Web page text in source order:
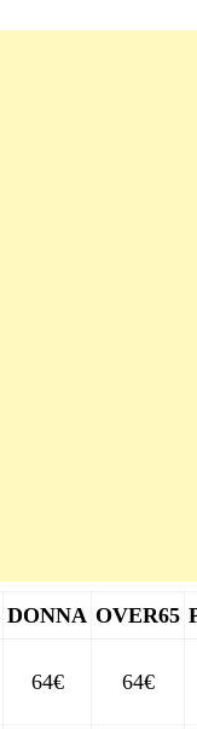
DONNA OVER65
64€ 64€